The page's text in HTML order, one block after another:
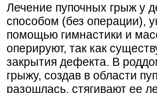
Лечение пупочных грыж у
способом (без операции),
помощью гимнастики и
оперируют, так как
закрытия дефекта. В
грыжу, создав в области
разошлась, стягивают ее